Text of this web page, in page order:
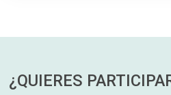
¿QUIERES